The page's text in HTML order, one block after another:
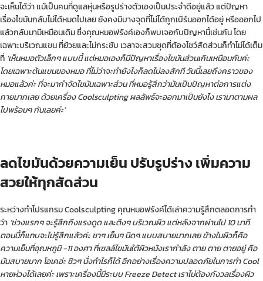
จะเห็นได้ว่า แม้เป็นคนที่ดูแลหุ่นหรือรูปร่างตัวเองเป็นประจำดีอยู่แล้ว แต่ปัญหา
เรื่องไขมันกลับไม่ได้หมดไปเลย ยังคงมีบางจุดที่ไม่ได้ถูกเบิร์นออกได้อยู่ หรือออกไป
แล้วกลับมามีเหมือนเดิม ซึ่งคุณหมอฟรังค์เองก็พบเจอกับปัญหานี้เช่นกัน โดย
เฉพาะบริเวณแขน ที่ย้วยและไม่กระชับ เวลาจะสวมชุดที่ต้องโชว์สัดส่วนก็ทำไม่ได้เต็ม
ที่ ‘เห็นหมอตัวเล็กๆ แบบนี้ แต่หมอเองก็มีปัญหาเรื่องไขมันส่วนเกินเหมือนกันค่ะ
โดยเฉพาะต้นแขนของหมอ ที่ไม่ว่าจะทำยังไงก็ลดไม่ลงสักที วันนี้เลยถึงคราวของ
หมอแล้วค่ะ ที่จะมากำจัดไขมันเฉพาะส่วน ที่หมอรู้สึกว่ามันเป็นปัญหาต่อการแต่ง
กายมากเลย ด้วยเครื่อง Coolsculpting ผลลัพธ์จะออกมาเป็นยังไง เรามาตามผล
ไปพร้อมๆ กันเลยค่ะ’
ลดไขมันด้วยความเย็น ปรับรูปร่าง เพิ่มความ
สวยให้ทุกสัดส่วน
ระหว่างทำโปรแกรม Coolsculpting คุณหมอฟรังค์ได้เล่าความรู้สึกตลอดการทำ
ว่า ‘ช่วงแรกๆ จะรู้สึกถึงแรงดูด และตึงๆ บริเวณผิว แต่หลังจากผ่านไป 10 นาที
ตอนนี้ก็แทบจะไม่รู้สึกแล้วค่ะ ชาๆ เย็นๆ นิดๆ แบบสบายมากเลย ข้างในผิวก็คือ
ความเย็นที่อุณหภูมิ -11 องศา ที่เซลล์ไขมันใต้ผิวหนังเรากำลัง ตาย ตาย ตายอยู่ คือ
มันสบายมาก โอเคอ่ะ ชิวๆ นั่งทำไรก็ได้อีกอย่างเรื่องความปลอดภัยในการทำCool
หายห่วงได้เลยค่ะ เพราะเครื่องนี้มีระบบ Freeze Detect เราไม่ต้องกังวลเรื่องผิว